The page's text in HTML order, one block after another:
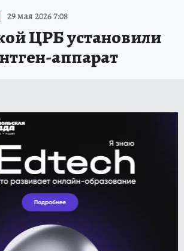
29 мая 2026 7:08
ЦРБ установили
аппарат